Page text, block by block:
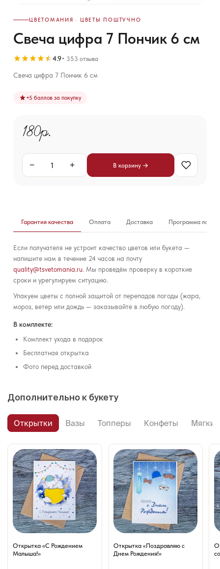
ЦВЕТОМАНИЯ · ЦВЕТЫ ПОШТУЧНО
Свеча цифра 7 Пончик 6 см
4.9 353 отзыва
Свеча цифра 7 Пончик 6 см
+5 баллов за покупку
180р.
− + В корзину →
Гарантия качества Оплата Доставка Программа
Если получателя не устроит качество цветов или букета —
напишите нам в течение 24 часов на почту
quality@tsvetomania.ru. Мы проведём проверку в короткие
сроки и урегулируем ситуацию.
Упакуем цветы с полной защитой от перепадов погоды (жара,
мороз, ветер или дождь — заказывайте в любую погоду).
В комплекте:
Комплект ухода в подарок
Бесплатная открытка
Фото перед доставкой
Дополнительно к букету
Открытки Вазы Топперы Конфеты
Открытка «С Рождением
Малыша!»
Открытка «Поздравляю с
Днем Рождения!»